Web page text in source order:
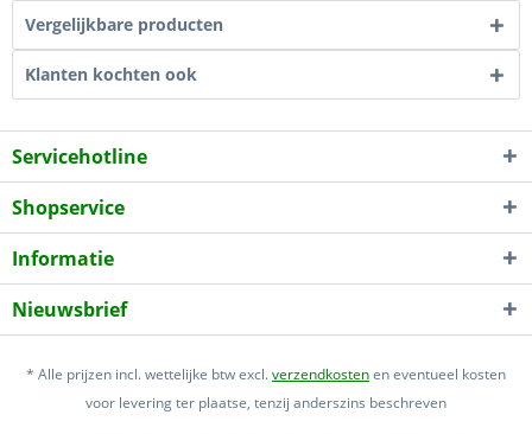
Vergelijkbare producten
Klanten kochten ook
Servicehotline
Shopservice
Informatie
Nieuwsbrief
* Alle prijzen incl. wettelijke btw excl.verzendkostenen eventueel kosten
voor levering ter plaatse, tenzij anderszins beschreven